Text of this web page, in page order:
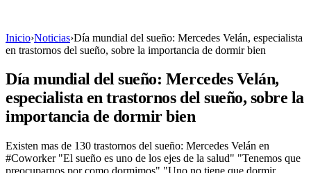
Inicio›Noticias›Día mundial del sueño: Mercedes Velán, especialista
en trastornos del sueño, sobre la importancia de dormir bien
Día mundial del sueño: Mercedes Velán,
especialista en trastornos del sueño, sobre la
importancia de dormir bien
Existen mas de 130 trastornos del sueño: Mercedes Velán en
#Coworker "El sueño es uno de los ejes de la salud" "Tenemos que